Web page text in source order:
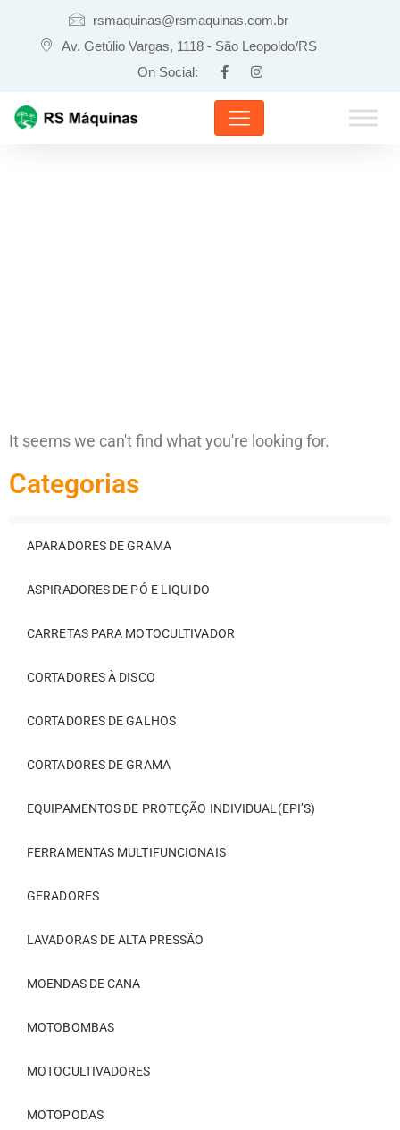
rsmaquinas@rsmaquinas.com.br
Av. Getúlio Vargas, 1118 - São Leopoldo/RS
On Social:
It seems we can't find what you're looking for.
Categorias
APARADORES DE GRAMA
ASPIRADORES DE PÓ E LIQUIDO
CARRETAS PARA MOTOCULTIVADOR
CORTADORES À DISCO
CORTADORES DE GALHOS
CORTADORES DE GRAMA
EQUIPAMENTOS DE PROTEÇÃO INDIVIDUAL(EPI’S)
FERRAMENTAS MULTIFUNCIONAIS
GERADORES
LAVADORAS DE ALTA PRESSÃO
MOENDAS DE CANA
MOTOBOMBAS
MOTOCULTIVADORES
MOTOPODAS